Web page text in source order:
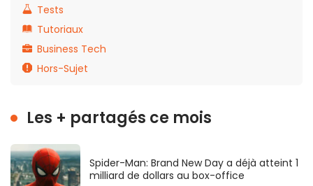
Tests
Tutoriaux
Business Tech
Hors-Sujet
Les + partagés ce mois
Spider-Man: Brand New Day a déjà atteint 1
milliard de dollars au box-office